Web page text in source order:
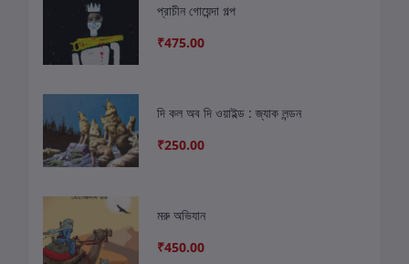
প্রাচীন গোয়েন্দা গল্প
₹475.00
দি কল অব দি ওয়াইল্ড : জ্যাক লন্ডন
₹250.00
মরু অভিযান
₹450.00